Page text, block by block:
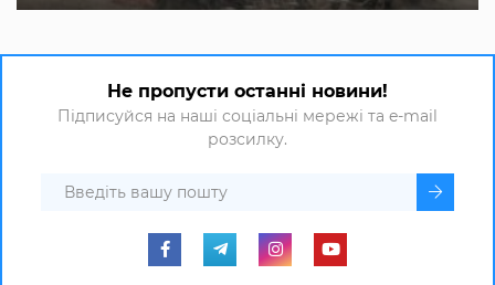
Не пропусти останні новини!
Підписуйся на наші соціальні мережі та e-mail
розсилку.